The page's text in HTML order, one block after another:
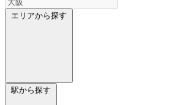
エリアから探す
駅から探す